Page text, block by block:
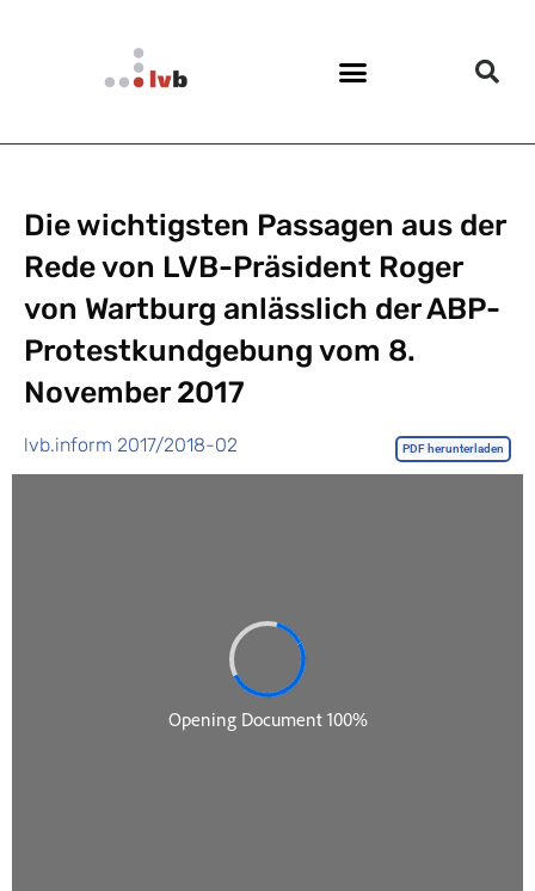
Die wichtigsten Passagen aus der
Rede von LVB-Präsident Roger
von Wartburg anlässlich der ABP-
Protestkundgebung vom 8.
November 2017
lvb.inform 2017/2018-02 PDF herunterladen